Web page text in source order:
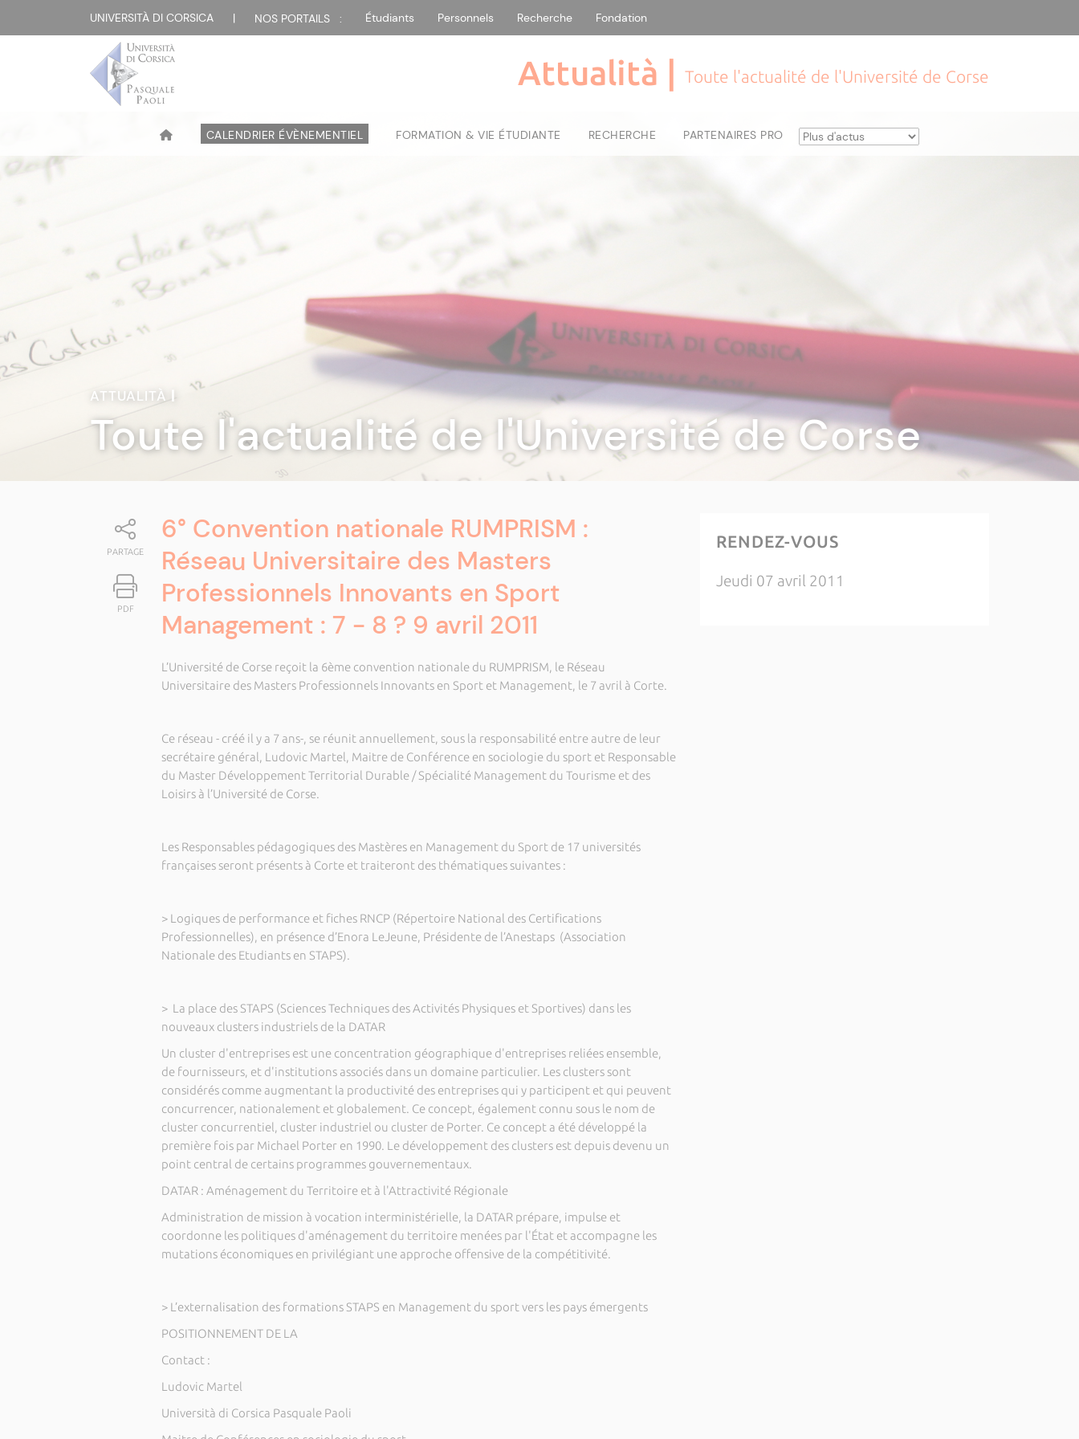
UNIVERSITÀ DI CORSICA | NOS PORTAILS : Étudiants Personnels Recherche Fondation
Attualità | Toute l'actualité de l'Université de Corse
CALENDRIER ÉVÈNEMENTIEL FORMATION & VIE ÉTUDIANTE RECHERCHE PARTENAIRES PRO
ATTUALITÀ|
Toute l'actualité de l'Université de Corse
PARTAGE
PDF
6° Convention nationale RUMPRISM :
Réseau Universitaire des Masters
Professionnels Innovants en Sport
Management : 7 - 8 ? 9 avril 2011
L’Université de Corse reçoit la 6ème convention nationale du RUMPRISM, le Réseau
Universitaire des Masters Professionnels Innovants en Sport et Management, le 7 avril à Corte.
Ce réseau - créé il y a 7 ans-, se réunit annuellement, sous la responsabilité entre autre de leur
secrétaire général, Ludovic Martel, Maitre de Conférence en sociologie du sport et Responsable
du Master Développement Territorial Durable / Spécialité Management du Tourisme et des
Loisirs à l’Université de Corse.
Les Responsables pédagogiques des Mastères en Management du Sport de 17 universités
françaises seront présents à Corte et traiteront des thématiques suivantes :
> Logiques de performance et fiches RNCP (Répertoire National des Certifications
Professionnelles), en présence d’Enora LeJeune, Présidente de l’Anestaps (Association
Nationale des Etudiants en STAPS).
> La place des STAPS (Sciences Techniques des Activités Physiques et Sportives) dans les
nouveaux clusters industriels de la DATAR
Un cluster d'entreprises est une concentration géographique d'entreprises reliées ensemble,
de fournisseurs, et d'institutions associés dans un domaine particulier. Les clusters sont
considérés comme augmentant la productivité des entreprises qui y participent et qui peuvent
concurrencer, nationalement et globalement. Ce concept, également connu sous le nom de
cluster concurrentiel, cluster industriel ou cluster de Porter. Ce concept a été développé la
première fois par Michael Porter en 1990. Le développement des clusters est depuis devenu un
point central de certains programmes gouvernementaux.
DATAR : Aménagement du Territoire et à l'Attractivité Régionale
Administration de mission à vocation interministérielle, la DATAR prépare, impulse et
coordonne les politiques d'aménagement du territoire menées par l'État et accompagne les
mutations économiques en privilégiant une approche offensive de la compétitivité.
> L’externalisation des formations STAPS en Management du sport vers les pays émergents
POSITIONNEMENT DE LA
Contact :
Ludovic Martel
Università di Corsica Pasquale Paoli
RENDEZ-VOUS
Jeudi 07 avril 2011